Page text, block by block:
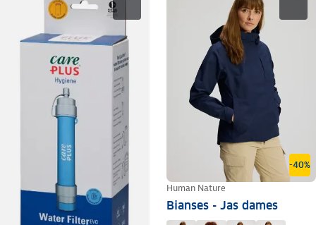
-40%
Human Nature
Bianses - Jas dames